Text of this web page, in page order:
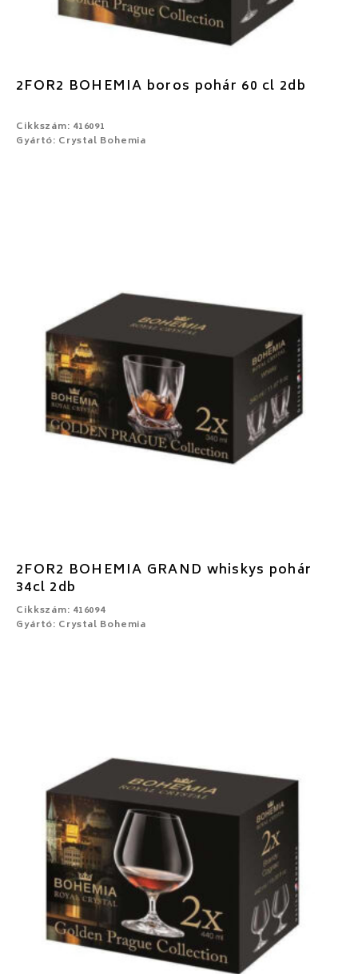
2FOR2 BOHEMIA boros pohár 60 cl 2db
Cikkszám: 416091
Gyártó: Crystal Bohemia
2FOR2 BOHEMIA GRAND whiskys pohár
34cl 2db
Cikkszám: 416094
Gyártó: Crystal Bohemia